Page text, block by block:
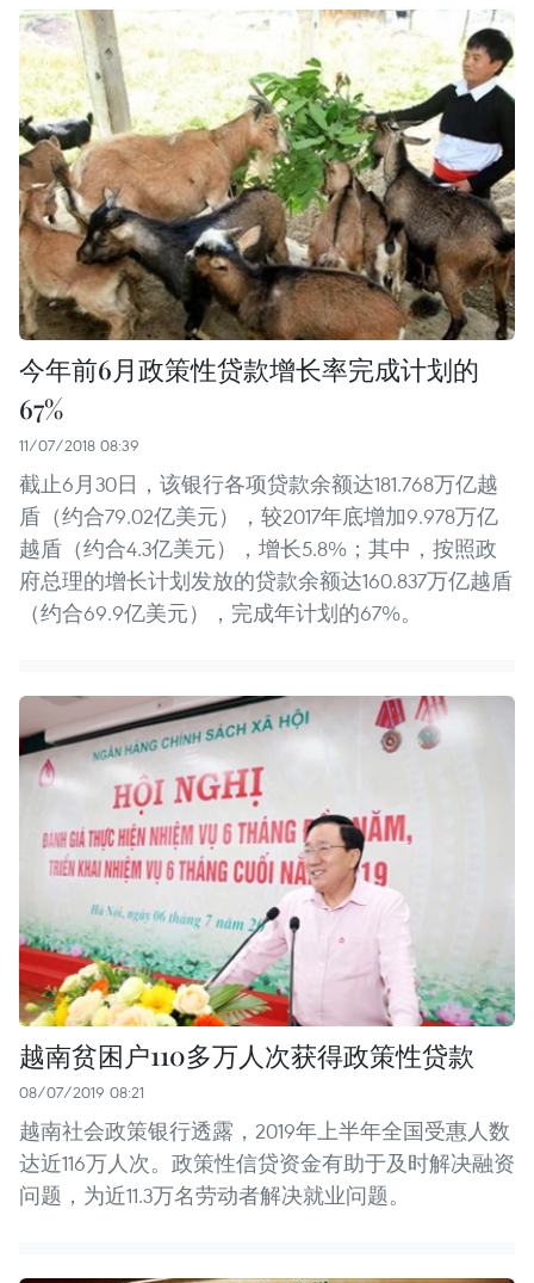
今年前6月政策性贷款增长率完成计划的
67%
11/07/2018 08:39
截止6月30日，该银行各项贷款余额达181.768万亿越
盾（约合79.02亿美元），较2017年底增加9.978万亿
越盾（约合4.3亿美元），增长5.8%；其中，按照政
府总理的增长计划发放的贷款余额达160.837万亿越盾
（约合69.9亿美元），完成年计划的67%。
越南贫困户110多万人次获得政策性贷款
08/07/2019 08:21
越南社会政策银行透露，2019年上半年全国受惠人数
达近116万人次。政策性信贷资金有助于及时解决融资
问题，为近11.3万名劳动者解决就业问题。